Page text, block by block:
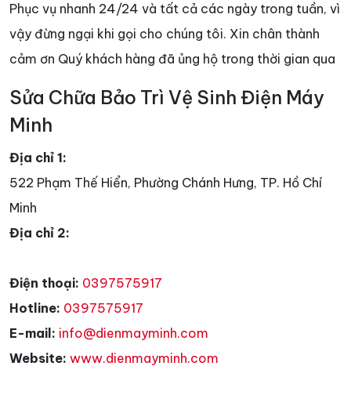
Phục vụ nhanh 24/24 và tất cả các ngày trong tuần, vì
vậy đừng ngại khi gọi cho chúng tôi. Xin chân thành
cảm ơn Quý khách hàng đã ủng hộ trong thời gian qua
Sửa Chữa Bảo Trì Vệ Sinh Điện Máy
Minh
Địa chỉ 1:
522 Phạm Thế Hiển, Phường Chánh Hưng, TP. Hồ Chí
Minh
Địa chỉ 2:
Điện thoại: 0397575917
Hotline: 0397575917
E-mail: info@dienmayminh.com
Website: www.dienmayminh.com